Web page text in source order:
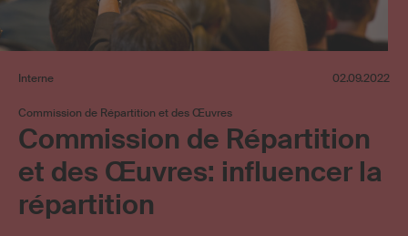
Interne 02.09.2022
Commission de Répartition et des Œuvres
Commission de Répartition
et des Œuvres: influencer la
répartition